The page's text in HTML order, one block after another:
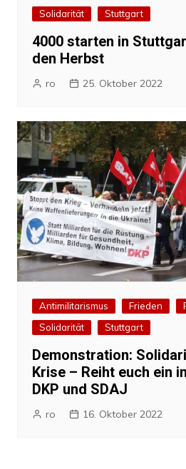
Solidarität
Stuttgart
4000 starten in
den Herbst
ro 25. Oktober 2022
Antimilitarismus Frieden
Solidarität
Stuttgart
Demonstration:
Krise – Reiht euch ein
DKP und SDAJ
ro 16. Oktober 2022